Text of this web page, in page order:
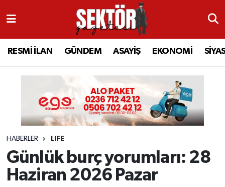
RESMİ İLAN GÜNDEM ASAYİŞ EKONOMİ
HABERLER LIFE
Günlük burç yorumları: 28
Haziran 2026 Pazar
RESMİ İLAN
EKONOMİ
SİYASET
EĞİTİM
MANİSA
AKHİSAR
ALAŞEHİR
KULA
RESMİ İLAN
MANİSA
ALAŞEHİR
DEMİRCİ
GÖLMARMARA
ARAMIZDAN AYRILANLAR
BİR ZAMANLAR SALİHLİ
SİZİN SESİNİZ
GÜNDEM
Manisa Nöbetçi Eczaneler
Manisa Namaz Vakitleri
Manisa Trafik Yoğunluk Haritası
Süper Lig Puan Durumu ve Fikstür
Tüm Manşetler